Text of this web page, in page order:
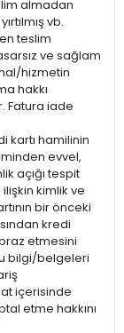
almadan
vb.
teslim
ve sağlam
hizmetin
hakkı
Fatura iade
kartı hamilinin
evvel,
açığı tespit
kimlik ve
bir önceki
kredi
etmesini
bilgi/belgeleri
içerisinde
etme hakkını